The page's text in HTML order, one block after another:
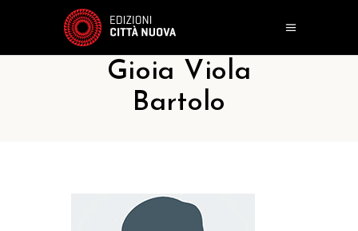
Gioia Viola
Bartolo